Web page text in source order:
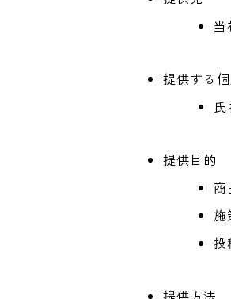
提供する
提供目的
施
投